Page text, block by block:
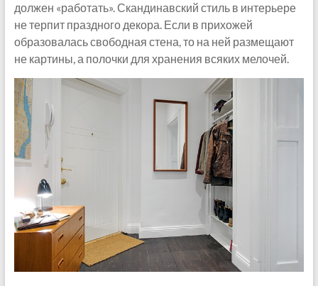
должен «работать». Скандинавский стиль в интерьере
не терпит праздного декора. Если в прихожей
образовалась свободная стена, то на ней размещают
не картины, а полочки для хранения всяких мелочей.